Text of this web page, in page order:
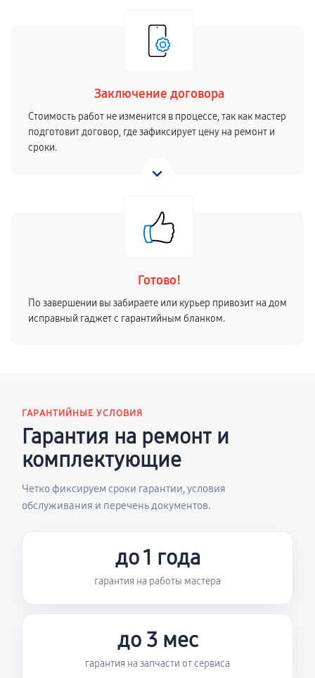
Заключение договора
Стоимость работ не изменится в процессе, так как мастер
подготовит договор, где зафиксирует цену на ремонт и
сроки.
Готово!
По завершении вы забираете или курьер привозит на дом
исправный гаджет с гарантийным бланком.
ГАРАНТИЙНЫЕ УСЛОВИЯ
Гарантия на ремонт и
комплектующие
Четко фиксируем сроки гарантии, условия
обслуживания и перечень документов.
до 1 года
гарантия на работы мастера
до 3 мес
гарантия на запчасти от сервиса